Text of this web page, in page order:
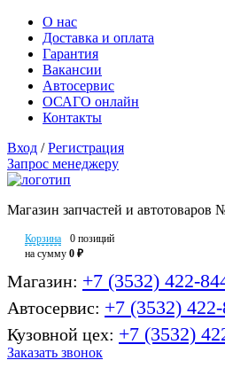
О нас
Доставка и оплата
Гарантия
Вакансии
Автосервис
ОСАГО онлайн
Контакты
Вход / Регистрация
Запрос менеджеру
Магазин запчастей и автотоваров
Корзина
0 позиций
на сумму 0 ₽
Магазин: +7 (3532) 422-
Автосервис: +7 (3532)
Кузовной цех: +7 (3532)
Заказать звонок